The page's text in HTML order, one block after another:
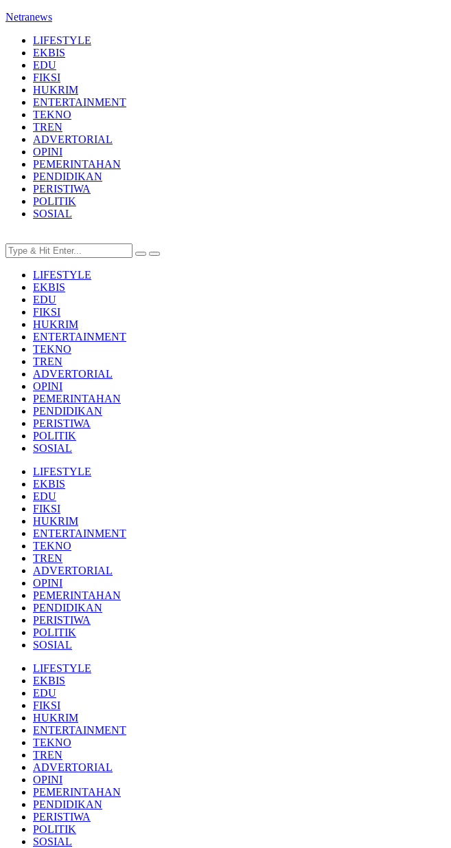
Netranews
LIFESTYLE
EKBIS
EDU
FIKSI
HUKRIM
ENTERTAINMENT
TEKNO
TREN
ADVERTORIAL
OPINI
PEMERINTAHAN
PENDIDIKAN
PERISTIWA
POLITIK
SOSIAL
LIFESTYLE
EKBIS
EDU
FIKSI
HUKRIM
ENTERTAINMENT
TEKNO
TREN
ADVERTORIAL
OPINI
PEMERINTAHAN
PENDIDIKAN
PERISTIWA
POLITIK
SOSIAL
LIFESTYLE
EKBIS
EDU
FIKSI
HUKRIM
ENTERTAINMENT
TEKNO
TREN
ADVERTORIAL
OPINI
PEMERINTAHAN
PENDIDIKAN
PERISTIWA
POLITIK
SOSIAL
LIFESTYLE
EKBIS
EDU
FIKSI
HUKRIM
ENTERTAINMENT
TEKNO
TREN
ADVERTORIAL
OPINI
PEMERINTAHAN
PENDIDIKAN
PERISTIWA
POLITIK
SOSIAL